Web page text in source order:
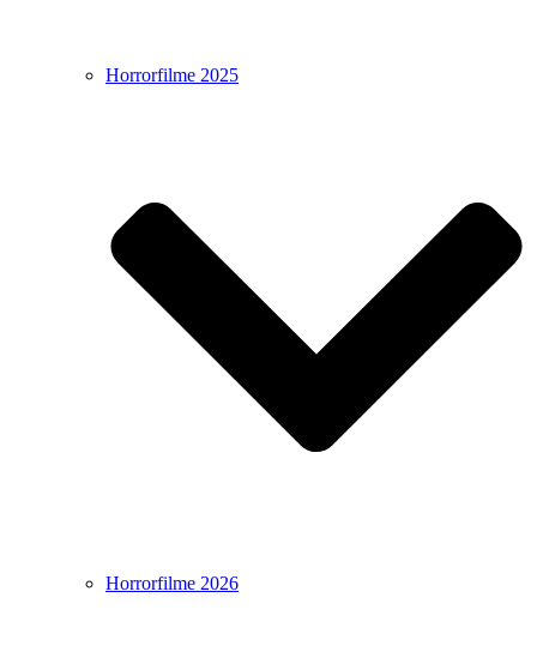
Horrorfilme 2025
Horrorfilme 2026